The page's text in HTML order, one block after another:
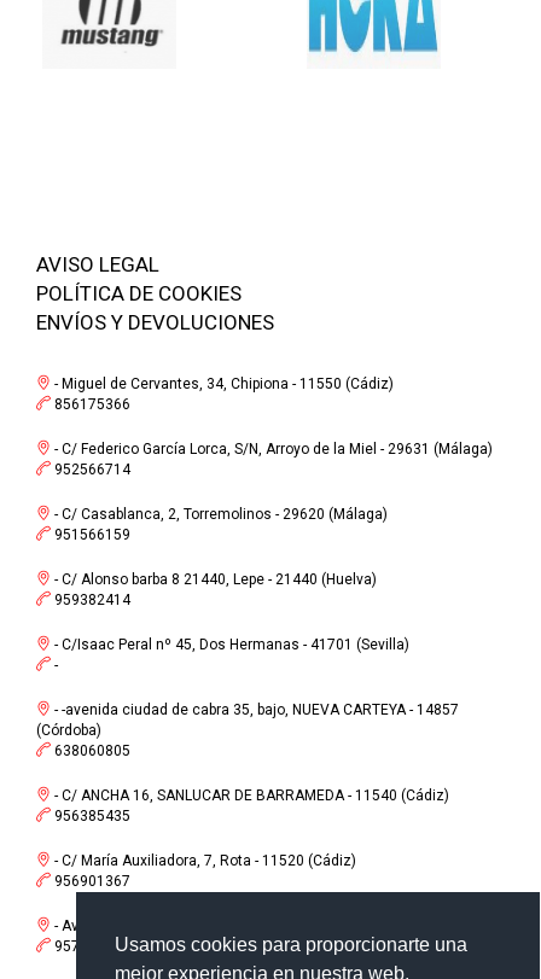
Usamos cookies para proporcionarte una
mejor experiencia en nuestra web.
AVISO LEGAL
POLÍTICA DE COOKIES
ENVÍOS Y DEVOLUCIONES
- Miguel de Cervantes, 34, Chipiona - 11550 (Cádiz)
856175366
- C/ Federico García Lorca, S/N, Arroyo de la Miel - 29631 (Málaga)
952566714
- C/ Casablanca, 2, Torremolinos - 29620 (Málaga)
951566159
- C/ Alonso barba 8 21440, Lepe - 21440 (Huelva)
959382414
- C/Isaac Peral nº 45, Dos Hermanas - 41701 (Sevilla)
-
- -avenida ciudad de cabra 35, bajo, NUEVA CARTEYA - 14857
(Córdoba)
638060805
- C/ ANCHA 16, SANLUCAR DE BARRAMEDA - 11540 (Cádiz)
956385435
- C/ María Auxiliadora, 7, Rota - 11520 (Cádiz)
956901367
- Avenida Dr Antonio Cabrera, Pozoblanco - 14400 (Córdoba)
957943633